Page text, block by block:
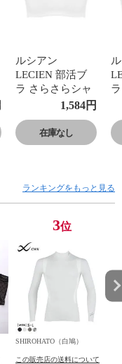
ルシアン
LECIEN 部活ブ
ラ さらさらシャ
ッキリ ハーフト
スポーツブラ キ
ッズ ジュニア S･
1,584円
在庫なし
ランキングをもっと見る
3位
SHIROHATO（白鳩）
この販売店の送料について